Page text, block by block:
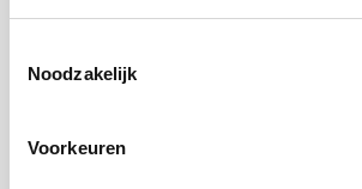
Noodzakelijk
Voorkeuren
Veelgestelde vragen